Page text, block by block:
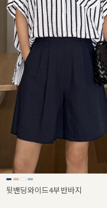
뒷밴딩와이드4부반바지